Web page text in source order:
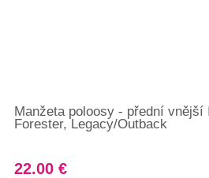
Manžeta poloosy - přední vnější
Forester, Legacy/Outback
22.00 €